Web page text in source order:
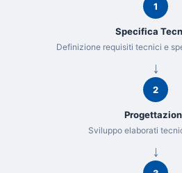
1
Specifica
Definizione requisiti tecnici e
2
Sviluppo elaborati